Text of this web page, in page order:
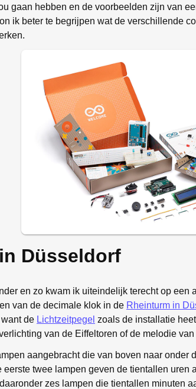
gaan hebben en de voorbeelden zijn van
ik beter te begrijpen wat de verschillende
Düsseldorf
en zo kwam ik uiteindelijk terecht op een
van de decimale klok in de Rheinturm in
de Lichtzeitpegel zoals de installatie
van de Eiffeltoren of de melodie
aangebracht die van boven naar onder
eerste twee lampen geven de tientallen uren
zes lampen die tientallen minuten